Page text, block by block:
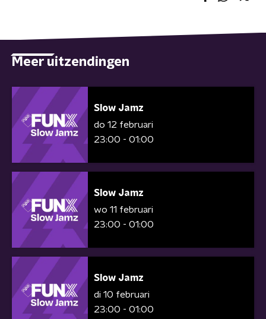
Meer uitzendingen
Slow Jamz
do 12 februari
23:00 - 01:00
Slow Jamz
wo 11 februari
23:00 - 01:00
Slow Jamz
di 10 februari
23:00 - 01:00